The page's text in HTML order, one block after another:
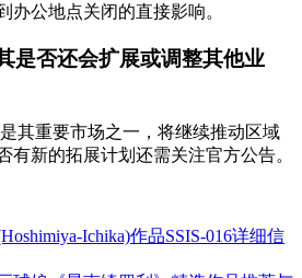
办公地点关闭的直接影响。
是否还会扩展或调整其他业
其重要市场之一，将继续推动区域
有新的拓展计划还需关注官方公告。
Ichika)作品SSIS-016详细信